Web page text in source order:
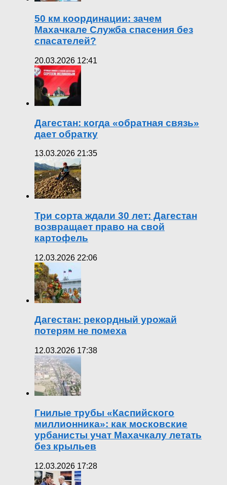
50 км координации: зачем
Махачкале Служба спасения без
спасателей?
20.03.2026 12:41
Дагестан: когда «обратная связь»
дает обратку
13.03.2026 21:35
Три сорта ждали 30 лет: Дагестан
возвращает право на свой
картофель
12.03.2026 22:06
Дагестан: рекордный урожай
потерям не помеха
12.03.2026 17:38
Гнилые трубы «Каспийского
миллионника»: как московские
урбанисты учат Махачкалу летать
без крыльев
12.03.2026 17:28